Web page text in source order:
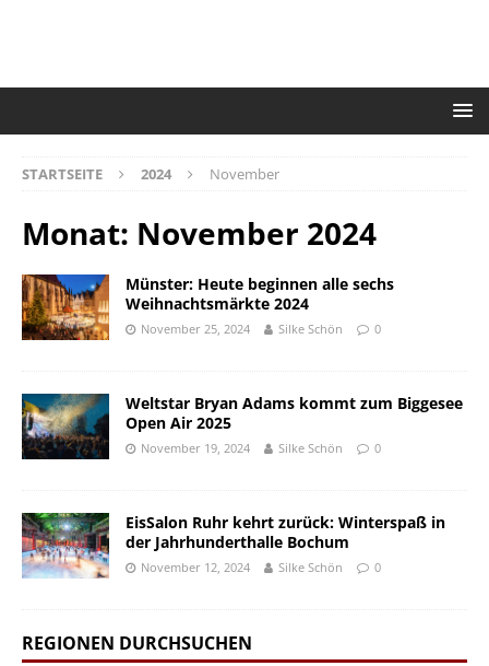
STARTSEITE 2024 November
Monat: November 2024
Münster: Heute beginnen alle sechs
Weihnachtsmärkte 2024
November 25, 2024 Silke Schön 0
Weltstar Bryan Adams kommt zum Biggesee
Open Air 2025
November 19, 2024 Silke Schön 0
EisSalon Ruhr kehrt zurück: Winterspaß in
der Jahrhunderthalle Bochum
November 12, 2024 Silke Schön 0
REGIONEN DURCHSUCHEN